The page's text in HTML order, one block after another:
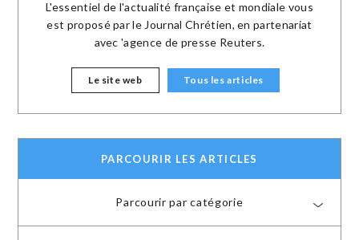
L'essentiel de l'actualité française et mondiale vous
est proposé par le Journal Chrétien, en partenariat
avec 'agence de presse Reuters.
Le site web Tous les articles
PARCOURIR LES ARTICLES
Parcourir par catégorie